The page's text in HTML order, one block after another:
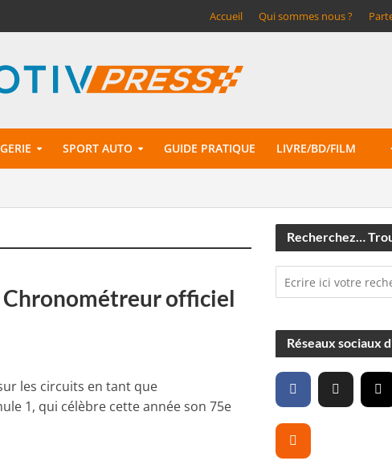
Accueil Qui sommes nous ?
SPORT AUTO GUIDE PRATIQUE LIVRE/BD/FILM
Chronométreur officiel
les circuits en tant que
1, qui célèbre cette année son 75e
Recherchez…
Réseaux sociaux